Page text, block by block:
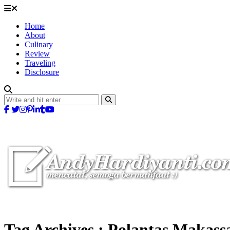
Home
About
Culinary
Review
Traveling
Disclosure